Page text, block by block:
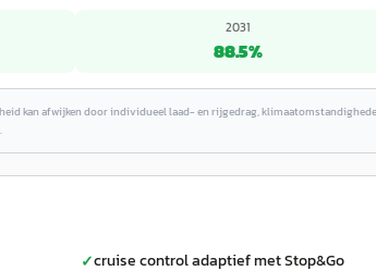
2031
88.5%
kan afwijken door individueel laad- en rijgedrag,
✓cruise control adaptief met Stop&Go